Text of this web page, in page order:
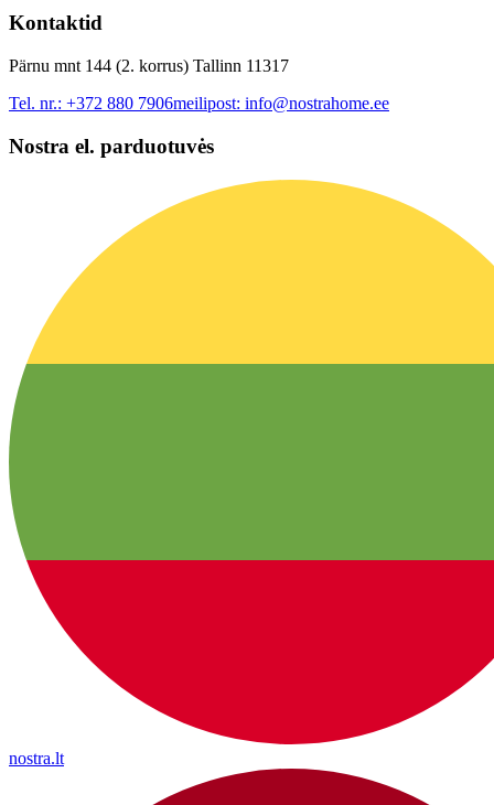
Kontaktid
Pärnu mnt 144 (2. korrus) Tallinn 11317
Tel. nr.: +372 880 7906meilipost: info@nostrahome.ee
Nostra el. parduotuvės
nostra.lt